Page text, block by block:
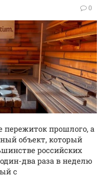
0
пережиток прошлого, а
объект, который
российских
два раза в неделю
с